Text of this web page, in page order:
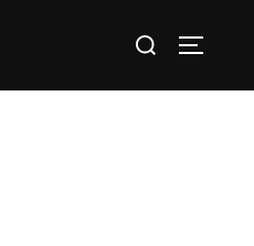
Search